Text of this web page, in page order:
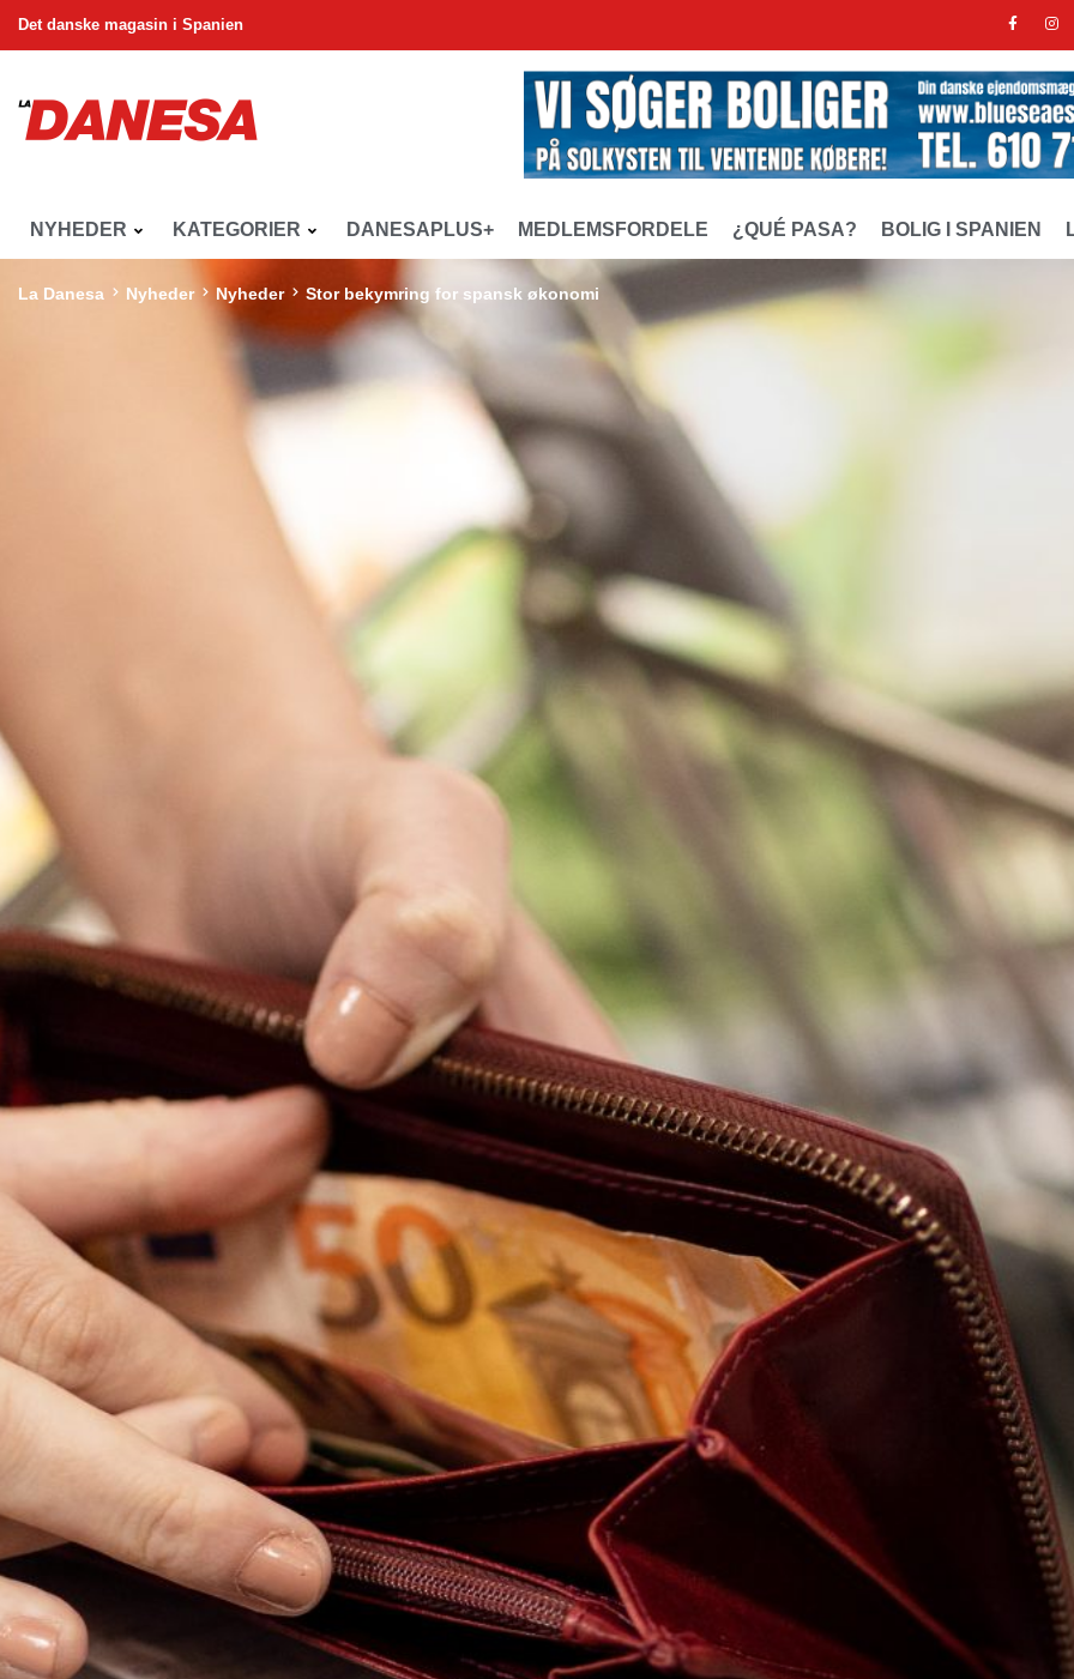
Det danske magasin i Spanien
NYHEDER KATEGORIER DANESAPLUS+ MEDLEMSFORDELE ¿QUÉ PASA? BOLIG I SPANIEN
La Danesa Nyheder Nyheder Stor bekymring for spansk økonomi